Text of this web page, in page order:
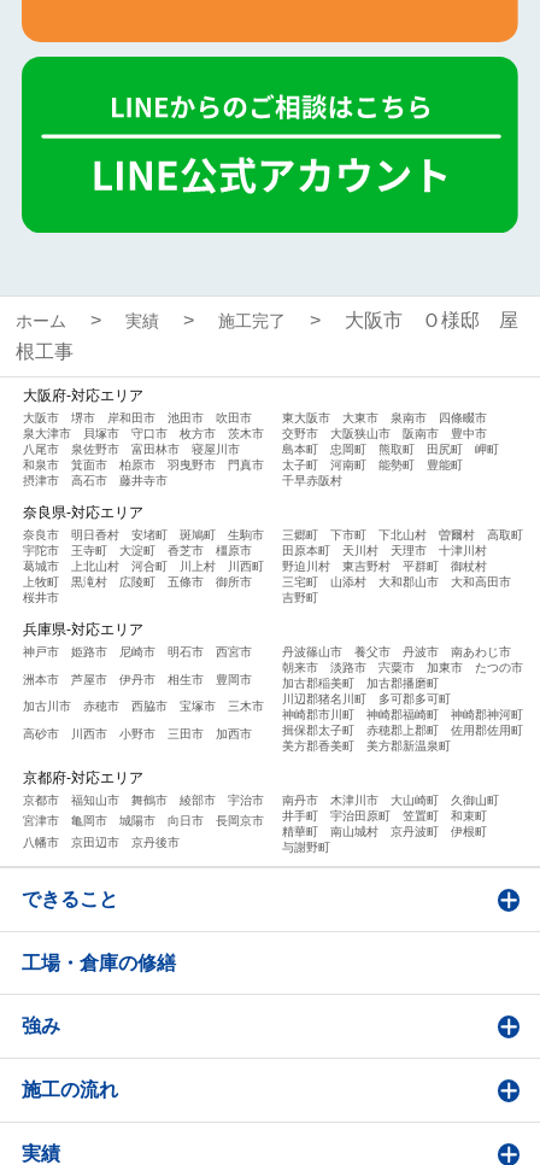
ホーム 実績 施工完了
大阪市 Ｏ様邸 屋
根工事
大阪府-対応エリア
大阪市 堺市 岸和田市 池田市
吹田市
泉大津市
貝塚市 守口市 枚方市
茨木市
八尾市
泉佐野市 富田林市
寝屋川市
和泉市
箕面市 柏原市 羽曳野市
門真市
摂津市
高石市 藤井寺市
東大阪市 大東市 泉南市
四條畷市
交野市
大阪狭山市 阪南市
豊中市
島本町
忠岡町 熊取町 田尻町
岬町
太子町
河南町 能勢町
豊能町
千早赤阪村
奈良県-対応エリア
奈良市 明日香村 安堵町 斑鳩町
生駒市
宇陀市
王寺町 大淀町 香芝市
橿原市
葛城市
上北山村 河合町 川上村
川西町
上牧町
黒滝村 広陵町 五條市
御所市
桜井市
三郷町 下市町 下北山村 曽爾村
高取町
田原本町
天川村 天理市
十津川村
野迫川村
東吉野村 平群町
御杖村
三宅町
山添村 大和郡山市
大和高田市
吉野町
兵庫県-対応エリア
神戸市 姫路市 尼崎市 明石市 西宮市
洲本市 芦屋市 伊丹市 相生市 豊岡市
加古川市 赤穂市 西脇市 宝塚市 三木市
高砂市 川西市 小野市 三田市 加西市
丹波篠山市 養父市 丹波市
南あわじ市
朝来市
淡路市 宍粟市 加東市
たつの市
加古郡稲美町
加古郡播磨町
川辺郡猪名川町
多可郡多可町
神崎郡市川町
神崎郡福崎町
神崎郡神河町
揖保郡太子町
赤穂郡上郡町
佐用郡佐用町
美方郡香美町
美方郡新温泉町
京都府-対応エリア
京都市 福知山市 舞鶴市 綾部市
宇治市
宮津市
亀岡市 城陽市 向日市
長岡京市
八幡市
京田辺市 京丹後市
南丹市 木津川市 大山崎町
久御山町
井手町
宇治田原町 笠置町
和束町
精華町
南山城村 京丹波町
伊根町
与謝野町
できること
工場・倉庫の修繕
強み
施工の流れ
実績